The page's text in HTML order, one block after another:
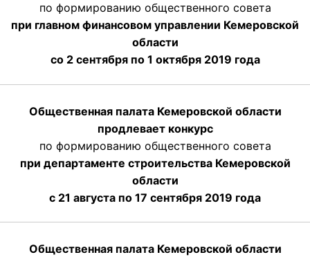
по формированию общественного совета
при главном финансовом управлении Кемеровской
области
со 2 сентября по 1 октября 2019 года
Общественная палата Кемеровской области
продлевает конкурс
по формированию общественного совета
при департаменте строительства Кемеровской
области
с 21 августа по 17 сентября 2019 года
Общественная палата Кемеровской области